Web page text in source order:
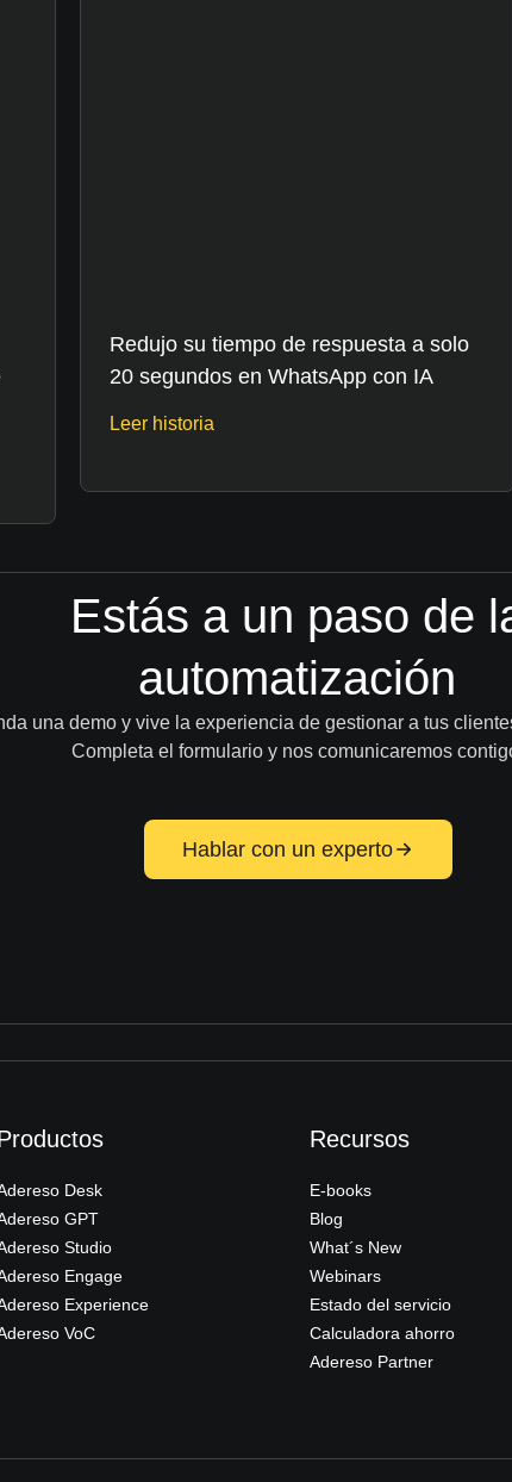
Redujo su tiempo de respuesta a solo
20 segundos en WhatsApp con IA
Leer historia
Estás a un paso de
automatización
una demo y vive la experiencia de gestionar a tus
Completa el formulario y nos comunicaremos
Hablar con un experto
Desk
GPT
Studio
Engage
Experience
VoC
Recursos
E-books
Blog
What´s New
Webinars
Estado del servicio
Calculadora ahorro
Adereso Partner